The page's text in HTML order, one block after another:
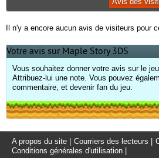
Il n'y a encore aucun avis de visiteurs pour
Votre avis sur Maple Story 3DS
Vous souhaitez donner votre avis sur le jeu
Attribuez-lui une note. Vous pouvez
commentaire, et devenir fan du jeu.
A propos du site Courriers des lecteurs
Conditions générales d'utilisation